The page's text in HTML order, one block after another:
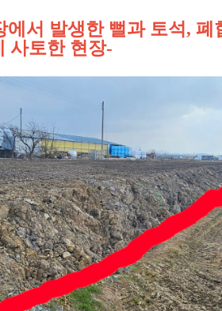
에서 발생한 뻘과 토석, 폐
사토한 현장-